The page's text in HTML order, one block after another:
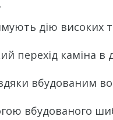
дію
перехід каміна
вбудованим
вбудованого